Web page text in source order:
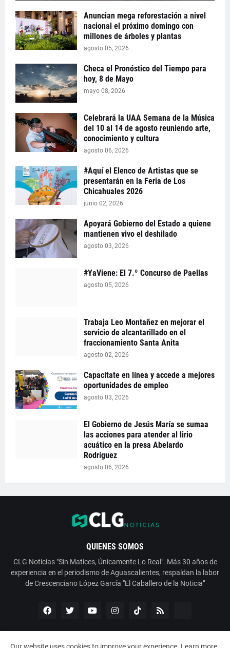
Anuncian mega reforestación a nivel
nacional el próximo domingo con
millones de árboles y plantas
agosto 05, 2026
Checa el Pronóstico del Tiempo para
hoy, 8 de Mayo
mayo 08, 2026
Celebrará la UAA Semana de la Música
del 10 al 14 de agosto reuniendo arte,
conocimiento y cultura
agosto 06, 2026
#Aquí el Elenco de Artistas que se
presentarán en la Feria de Los
Chicahuales 2026
junio 02, 2026
Apoyará Gobierno del Estado a quiene
mantienen vivo el deshilado
agosto 03, 2026
#YaViene: El 7.º Concurso de Paellas
agosto 05, 2026
Trabaja Leo Montañez en mejorar el
servicio de alcantarillado en el
fraccionamiento Santa Anita
agosto 02, 2026
Capacítate en línea y accede a mejores
oportunidades de empleo
agosto 03, 2026
El Gobierno de Jesús María se sumaa
las acciones para atender al lirio
acuático en la presa Abelardo
Rodríguez
agosto 06, 2026
QUIENES SOMOS
CLG Noticias "Sin Matices, Únicamente Lo Real". Más 30 años de
experiencia en el periodismo de Aguascalientes, respaldan la labor
de Crescenciano López García "El Caballero de la Noticia”